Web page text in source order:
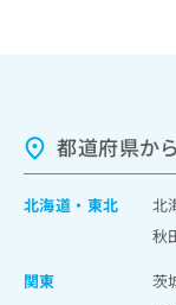
都道府県か
北海道 ・ 東北 北
秋
関東
茨